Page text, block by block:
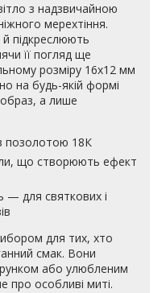
з надзвичайною
мерехтіння.
підкреслюють
її погляд ще
розміру 16х12 мм
на будь-якій формі
а лише
позолотою 18К
що створюють ефект
— для святкових і
для тих, хто
смак. Вони
або улюбленим
про особливі миті.